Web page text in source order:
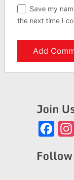
Save my
the next time I
Join